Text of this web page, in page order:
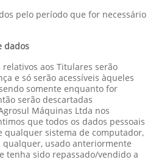
pelo período que for necessário
aos Titulares serão
e só serão acessíveis àqueles
somente enquanto for
serão descartadas
Máquinas Ltda nos
que todos os dados pessoais
qualquer sistema de computador,
usado anteriormente
tenha sido repassado/vendido a